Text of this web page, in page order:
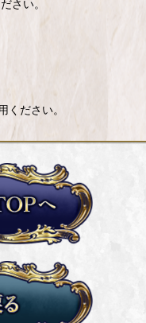
さい。
ださい。